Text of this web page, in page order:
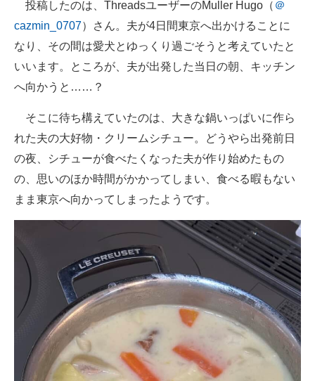
投稿したのは、ThreadsユーザーのMuller Hugo（ ＠
cazmin_0707）さん。夫が4日間東京へ出かけることに
なり、その間は愛犬とゆっくり過ごそうと考えていたと
いいます。ところが、夫が出発した当日の朝、キッチン
へ向かうと……？
そこに待ち構えていたのは、大きな鍋いっぱいに作ら
れた夫の大好物・クリームシチュー。どうやら出発前日
の夜、シチューが食べたくなった夫が作り始めたもの
の、思いのほか時間がかかってしまい、食べる暇もない
まま東京へ向かってしまったようです。